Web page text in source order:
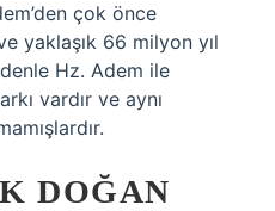
çok önce
yaklaşık 66 milyon yıl
Hz. Adem ile
vardır ve aynı
DOĞAN